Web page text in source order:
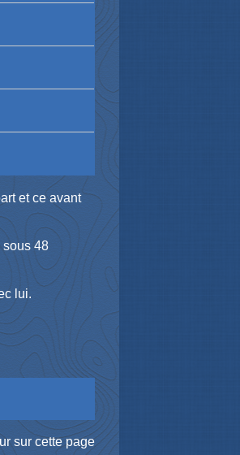
et ce avant
sous 48
lui.
sur cette page